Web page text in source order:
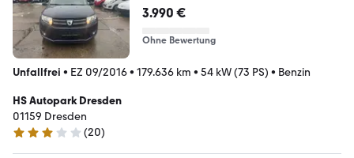
3.990 €
Ohne Bewertung
Unfallfrei • EZ 09/2016• 179.636 km • 54 kW (73 PS) • Benzin
HS Autopark Dresden
01159 Dresden
3 Sterne
(20)